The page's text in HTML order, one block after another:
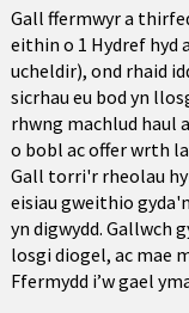
Gall ffermwyr a
eithin o 1 Hydref hyd
ucheldir), ond rhaid
sicrhau eu bod yn
rhwng machlud haul
o bobl ac offer wrth
Gall torri'r rheolau
eisiau gweithio
yn digwydd. Gallwch
losgi diogel, ac mae
Ffermydd i’w gael